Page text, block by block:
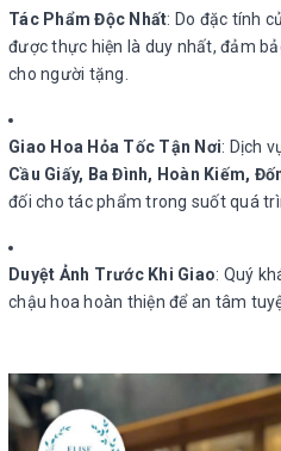
Tác Phẩm Độc Nhất: Do đặc tính
được thực hiện là duy nhất, đảm
cho người tặng.
Giao Hoa Hỏa Tốc Tận Nơi: Dịch
Cầu Giấy, Ba Đình, Hoàn Kiếm,
đối cho tác phẩm trong suốt quá
Duyệt Ảnh Trước Khi Giao: Quý
chậu hoa hoàn thiện để an tâm